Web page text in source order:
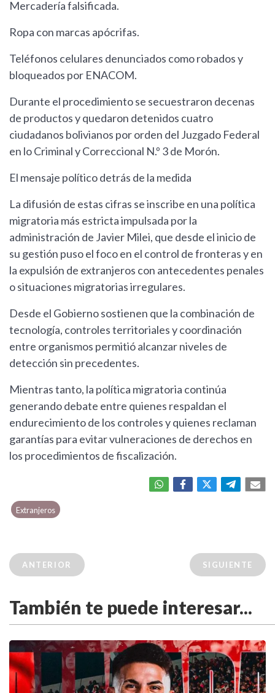
Mercadería falsificada.
Ropa con marcas apócrifas.
Teléfonos celulares denunciados como robados y
bloqueados por ENACOM.
Durante el procedimiento se secuestraron decenas
de productos y quedaron detenidos cuatro
ciudadanos bolivianos por orden del Juzgado Federal
en lo Criminal y Correccional N.º 3 de Morón.
El mensaje político detrás de la medida
La difusión de estas cifras se inscribe en una política
migratoria más estricta impulsada por la
administración de Javier Milei, que desde el inicio de
su gestión puso el foco en el control de fronteras y en
la expulsión de extranjeros con antecedentes penales
o situaciones migratorias irregulares.
Desde el Gobierno sostienen que la combinación de
tecnología, controles territoriales y coordinación
entre organismos permitió alcanzar niveles de
detección sin precedentes.
Mientras tanto, la política migratoria continúa
generando debate entre quienes respaldan el
endurecimiento de los controles y quienes reclaman
garantías para evitar vulneraciones de derechos en
los procedimientos de fiscalización.
Extranjeros
ANTERIOR SIGUIENTE
También te puede interesar...